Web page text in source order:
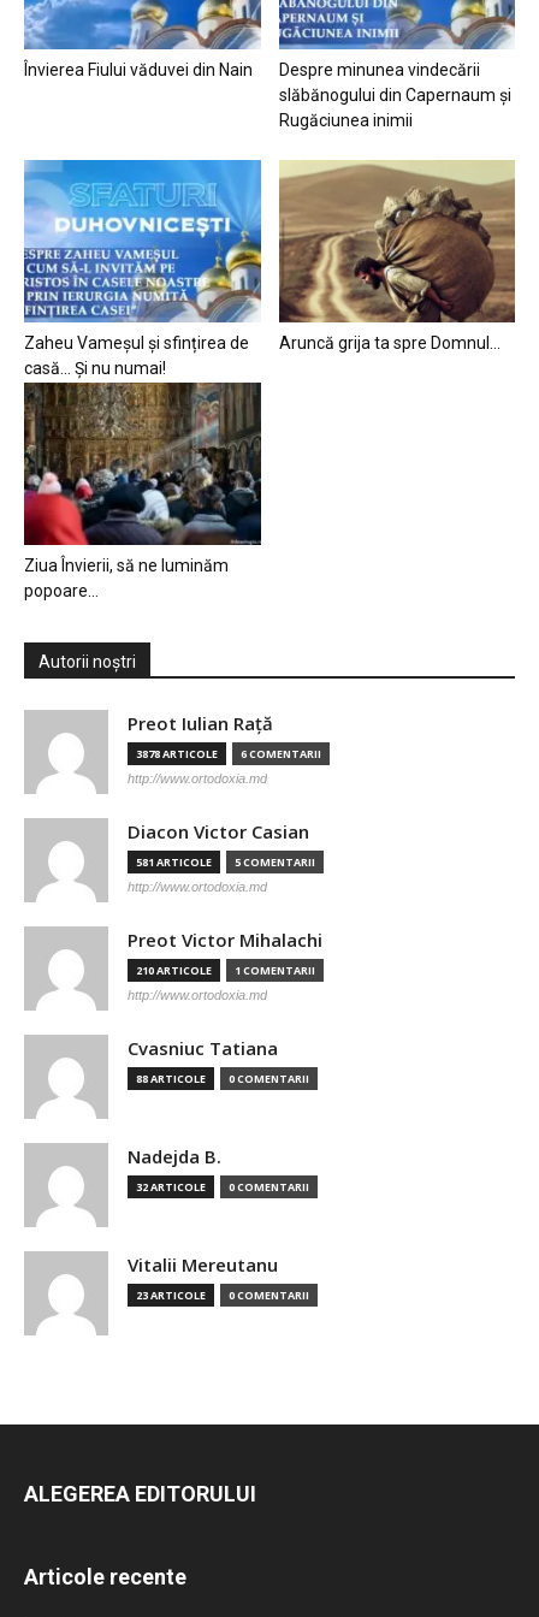
Învierea Fiului văduvei din Nain
Despre minunea vindecării
slăbănogului din Capernaum și
Rugăciunea inimii
Zaheu Vameșul și sfințirea de
casă… Și nu numai!
Aruncă grija ta spre Domnul…
Ziua Învierii, să ne luminăm
popoare…
Autorii noștri
Preot Iulian Raţă
3878 ARTICOLE 6 COMENTARII
http://www.ortodoxia.md
Diacon Victor Casian
581 ARTICOLE 5 COMENTARII
http://www.ortodoxia.md
Preot Victor Mihalachi
210 ARTICOLE 1 COMENTARII
http://www.ortodoxia.md
Cvasniuc Tatiana
88 ARTICOLE 0 COMENTARII
Nadejda B.
32 ARTICOLE 0 COMENTARII
Vitalii Mereutanu
23 ARTICOLE 0 COMENTARII
ALEGEREA EDITORULUI
Articole recente